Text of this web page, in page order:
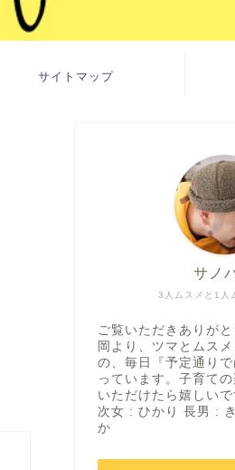
サイトマップ
3人ムスメと1人
サノ
ご覧いただきありが
岡より、ツマとムス
の、毎日『予定通り
っています。子育て
いただけたら嬉しい
次女 : ひかり 長男 :
か